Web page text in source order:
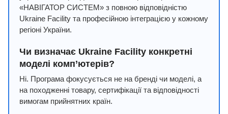
«НАВІГАТОР СИСТЕМ» з повною відповідністю
Ukraine Facility та професійною інтеграцією у кожному
регіоні України.
Чи визначає Ukraine Facility конкретні
моделі комп’ютерів?
Ні. Програма фокусується не на бренді чи моделі, а
на походженні товару, сертифікації та відповідності
вимогам прийнятних країн.